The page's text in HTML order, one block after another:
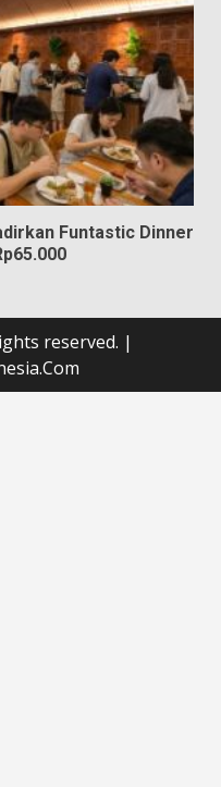
Funtastic Dinner
reserved. |